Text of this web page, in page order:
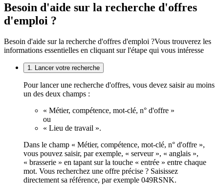
Besoin d'aide sur la recherche d'offres
d'emploi ?
Besoin d'aide sur la recherche d'offres d'emploi ?Vous trouverez les
informations essentielles en cliquant sur l'étape qui vous intéresse
1. Lancer votre recherche
Pour lancer une recherche d'offres, vous devez saisir au moins
un des deux champs :
« Métier, compétence, mot-clé, n° d'offre »
ou
« Lieu de travail ».
Dans le champ « Métier, compétence, mot-clé, n° d'offre »,
vous pouvez saisir, par exemple, « serveur », « anglais »,
« brasserie » en tapant sur la touche « entrée » entre chaque
mot. Vous recherchez une offre précise ? Saisissez
directement sa référence, par exemple 049RSNK.